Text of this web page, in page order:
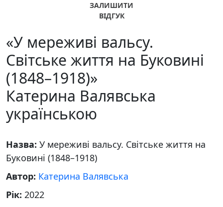
ЗАЛИШИТИ
ВІДГУК
«У мереживі вальсу.
Світське життя на Буковині
(1848–1918)»
Катерина Валявська
українською
Назва: У мереживі вальсу. Світське життя на
Буковині (1848–1918)
Автор: Катерина Валявська
Рік: 2022